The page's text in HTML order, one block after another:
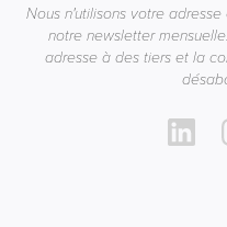
Nous n'utilisons votre
notre newsletter
adresse à des tiers et la